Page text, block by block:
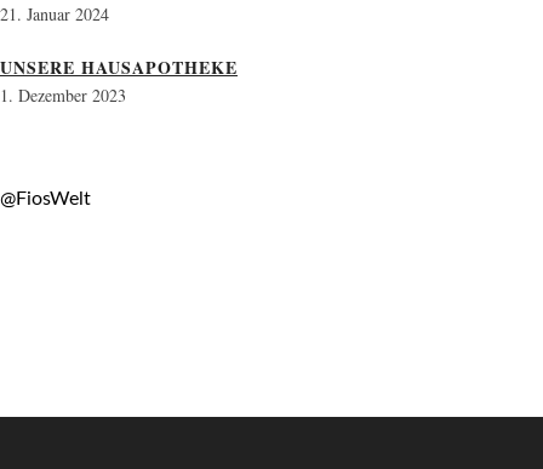
21. Januar 2024
UNSERE HAUSAPOTHEKE
1. Dezember 2023
@FiosWelt